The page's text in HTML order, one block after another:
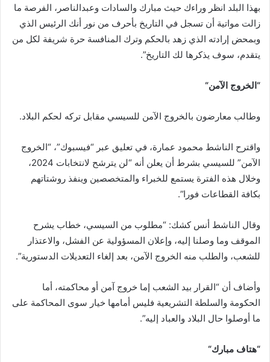
بهذا البلد انظر وراءك حيث مبارك والسادات وعبدالناصر، الفرصة ما
زالت مواتية أن تسجل في التاريخ بأحرف من نور أنك الرئيس الذي
وبمحض إرادته الذي زهد بالحكم وترك المنافسة حرة شريفة لكل من
يتقدم، سوف يذكرها لك التاريخ”.
“الخروج الآمن“
وطالب معارضون بالخروج الآمن للسيسي مقابل تركه لحكم البلاد.
واقترح الناشط محمود عمارة، في تعليق عبر “فيسبوك”، “الخروج
الآمن” للسيسي بشرط أن يعلن أنه “لن يترشح لانتخابات 2024،
وخلال هذه الفترة يستمع للخبراء والمتخصصين وينفذ روشتاتهم
بكافة القطاعات فورا”.
وقال الناشط أنس كشك: “مطلوب من السيسي، خطاب يشرح
الموقف وما وصلنا إليه، وإعلان المسؤولية عن الفشل، والاعتذار
للشعب، والطلب منه الخروج الآمن، بعد إلغاء التعديلات الدستورية”.
وأضاف أن “القرار بيد الشعب إما خروج آمن أو محاكمته، أما
الحكومة والسلطة التشريعية فليس أمامها خيار سوى المحاكمة على
ما أوصلوا حال البلاد والعباد إليه”.
“هتاف مبارك“